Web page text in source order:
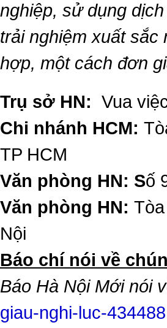
nghiệp, sử dụng
trải nghiệm xuất
hợp, một cách đơn
Trụ sở HN: Vua
Chi nhánh HCM:
TP HCM
Văn phòng HN: Số
Văn phòng HN:
Nội
​Báo chí nói về
Báo Hà Nội Mới nói
giau-nghi-luc-